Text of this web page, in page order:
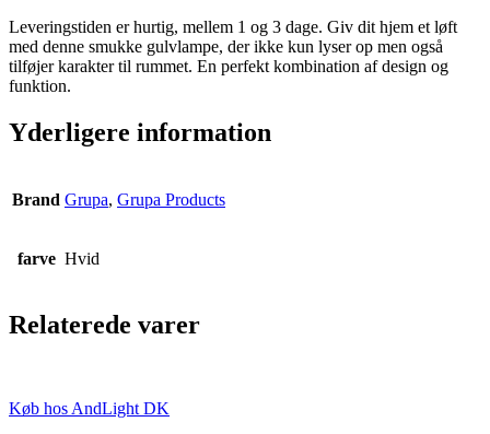
Leveringstiden er hurtig, mellem 1 og 3 dage. Giv dit hjem et løft
med denne smukke gulvlampe, der ikke kun lyser op men også
tilføjer karakter til rummet. En perfekt kombination af design og
funktion.
Yderligere information
Brand Grupa, Grupa Products
farve Hvid
Relaterede varer
Køb hos AndLight DK